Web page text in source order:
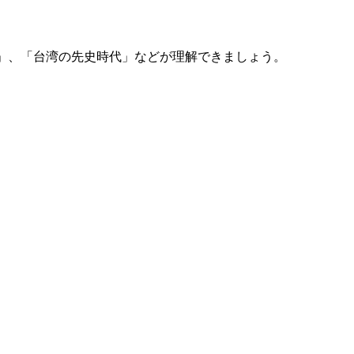
「台湾の先史時代」などが理解できましょう。